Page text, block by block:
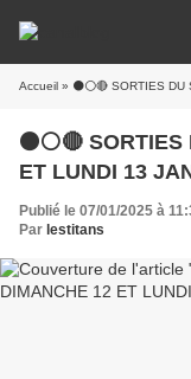
Accueil » ⚫⚪🔴 SORTIES DU
⚫⚪🔴
ET LUNDI 13
Publié le 07/01/2025 à
Par lestitans